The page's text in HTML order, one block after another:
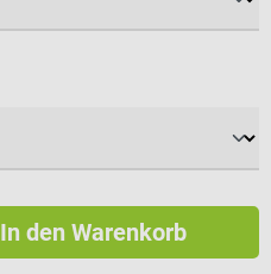
In den Warenkorb